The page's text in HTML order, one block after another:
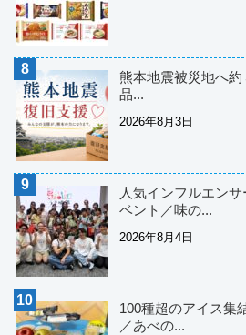
熊本地震被災地へ
品...
2026年8月3日
人気インフルエン
ベント／味の...
2026年8月4日
100種超のアイス集
／あべの...